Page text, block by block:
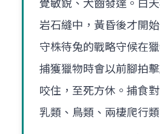
覺敏銳、犬齒發達。白
岩石縫中，黃昏後才開
守株待兔的戰略守候在
捕獲獵物時會以前腳拍
咬住，至死方休。捕食
乳類、鳥類、兩棲爬